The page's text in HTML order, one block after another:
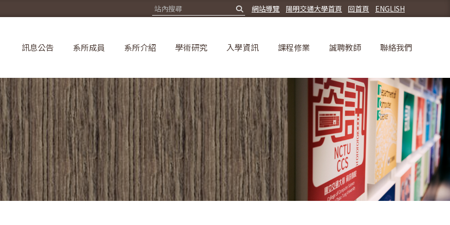
ENGLISH
回首頁
陽明交通大學首頁
網站導覽
訊息公告 系所成員 系所介紹 學術研究 入學資訊 課程修業 誠聘教師 聯絡我們